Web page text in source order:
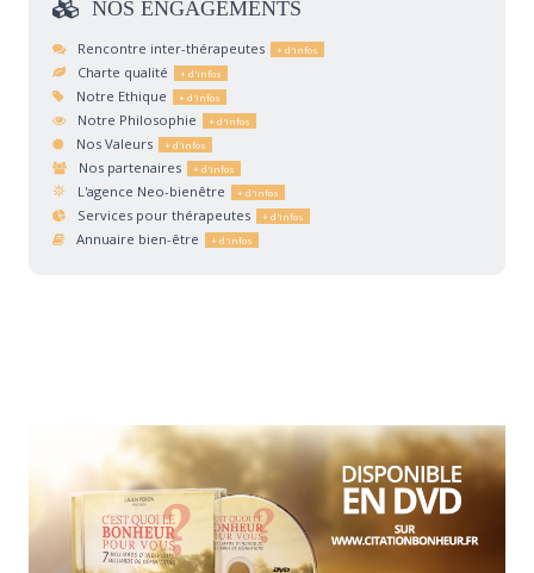
NOS ENGAGEMENTS
Rencontre inter-thérapeutes
Charte qualité
Notre Ethique
Notre Philosophie
Nos Valeurs
Nos partenaires
L'agence Neo-bienêtre
Services pour thérapeutes
Annuaire bien-être